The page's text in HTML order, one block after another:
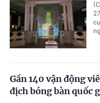
Gần 140 vận động
địch bóng bàn quốc